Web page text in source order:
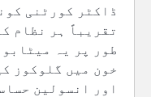
ڈاکٹر کورٹنی
تقریباً ہر نظام
طور پر یہ
خون میں گلوکوز
اور انسولین